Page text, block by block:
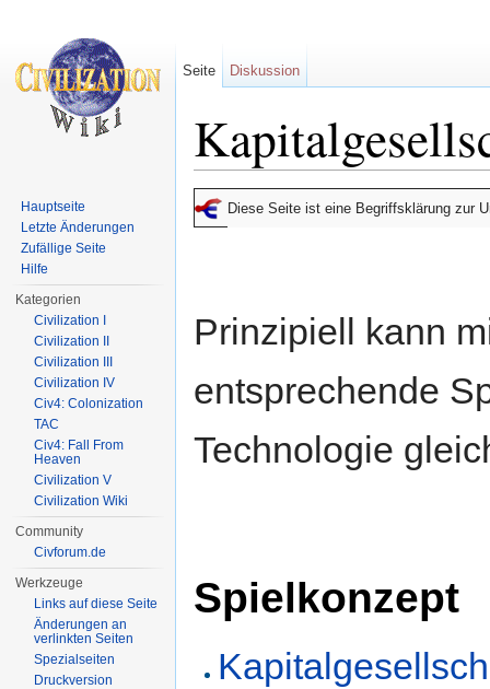
Diese Seite ist eine Begriffsklärung zur
Prinzipiell kann
entsprechende
Technologie
Spielkonzept
Seite Diskussion
Hauptseite
Letzte Änderungen
Zufällige Seite
Hilfe
Kategorien
Civilization I
Civilization II
Civilization III
Civilization IV
Civ4: Colonization
TAC
Civ4: Fall From
Heaven
Civilization V
Civilization Wiki
Community
Civforum.de
Werkzeuge
Links auf diese Seite
Änderungen an
verlinkten Seiten
Spezialseiten
Druckversion